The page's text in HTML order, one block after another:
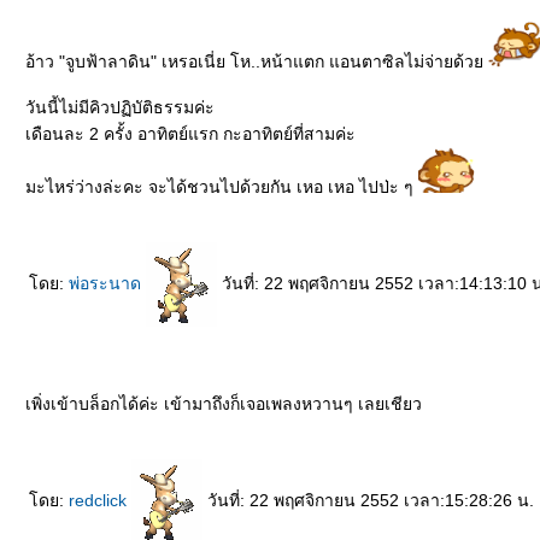
อ้าว "จูบฟ้าลาดิน" เหรอเนี่ย โห..หน้าแตก แอนตาซิลไม่จ่ายด้ว
วันนี้ไม่มีคิวปฏิบัติธรรมค่ะ
เดือนละ 2 ครั้ง อาทิตย์แรก กะอาทิตย์ที่สามค่ะ
มะไหร่ว่างล่ะคะ จะได้ชวนไปด้วยกัน เหอ เหอ ไปป่ะ ๆ
ดย: พ่อระนาด วันที่: 22 พฤศจิกายน 2552 เวลา:14:13:10
เพิ่งเข้าบล็อกได้ค่ะ เข้ามาถึงก็เจอเพลงหวานๆ เลยเชียว
ดย: redclick วันที่: 22 พฤศจิกายน 2552 เวลา:15:28:26 น.